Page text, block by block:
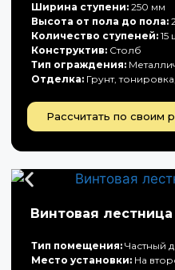
Ширина ступени: 250 мм
Высота от пола до пола:
Количество ступеней: 15
Конструктив: Столб
Тип ограждения:
Отделка: Грунт,
Рассчитать по своим
Винтовая
Тип помещения: Частный
Место установки: На